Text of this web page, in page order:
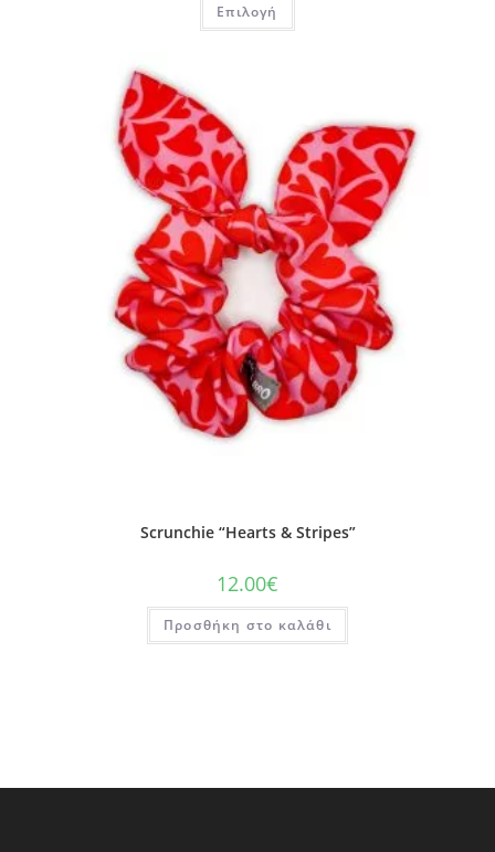
Επιλογή
Scrunchie “Hearts & Stripes”
12.00€
Προσθήκη στο καλάθι